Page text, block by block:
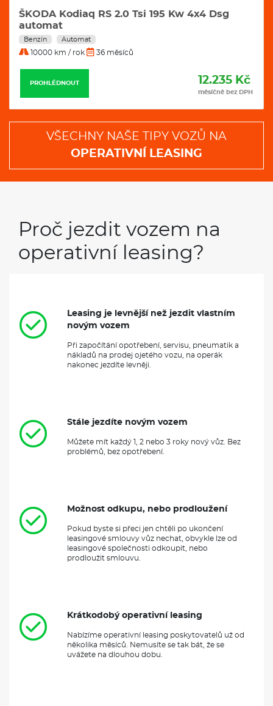
ŠKODA Kodiaq RS 2.0 Tsi 195 Kw 4x4 Dsg
automat
Benzín Automat
10000 km / rok 36 měsíců
PROHLÉDNOUT 12.235 Kč
měsíčně bez DPH
VŠECHNY NAŠE TIPY VOZŮ NA
OPERATIVNÍ LEASING
Proč jezdit vozem na
operativní leasing?
Leasing je levnější než jezdit vlastním
novým vozem
Při započítání opotřebení, servisu, pneumatik a
nákladů na prodej ojetého vozu, na operák
nakonec jezdíte levněji.
Stále jezdíte novým vozem
Můžete mít každý 1, 2 nebo 3 roky nový vůz. Bez
problémů, bez opotřebení.
Možnost odkupu, nebo prodloužení
Pokud byste si přeci jen chtěli po ukončení
leasingové smlouvy vůz nechat, obvykle lze od
leasingové společnosti odkoupit, nebo
prodloužit smlouvu.
Krátkodobý operativní leasing
Nabízíme operativní leasing poskytovatelů už od
několika měsíců. Nemusíte se tak bát, že se
uvážete na dlouhou dobu.